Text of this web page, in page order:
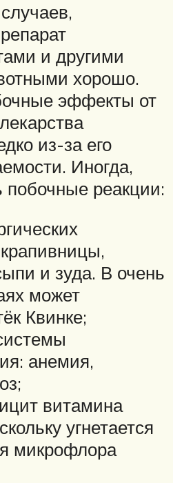
и другими
хорошо.
эффекты от
из-за его
Иногда,
побочные реакции:
и зуда. В очень
может
Квинке;
анемия,
витамина
угнетается
микрофлора